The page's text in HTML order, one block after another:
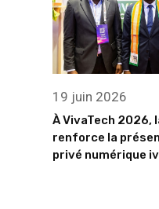
19 juin 2026
À VivaTech 2026,
renforce la
privé numérique